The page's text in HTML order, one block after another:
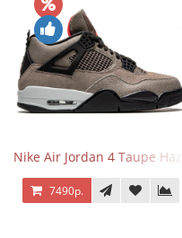
Nike Air Jordan 4 Taupe Haze
7490р.